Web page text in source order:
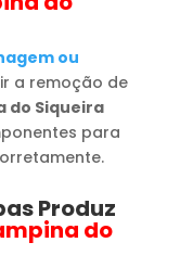
ou
a remoção de
do Siqueira
para
Produz
do